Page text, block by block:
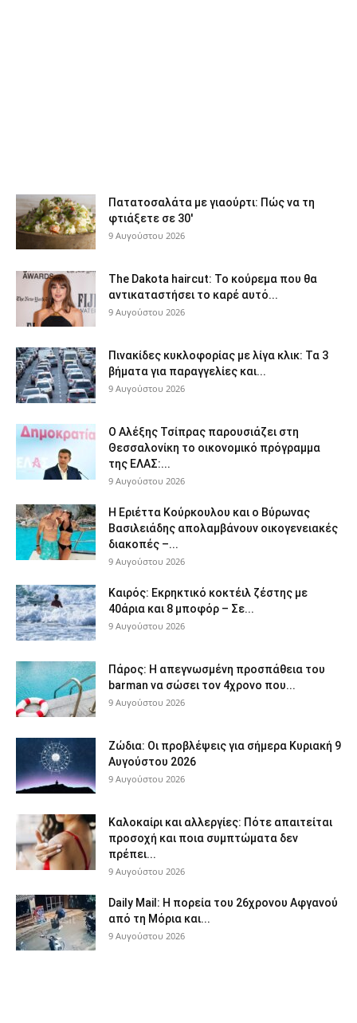
Πατατοσαλάτα με γιαούρτι: Πώς να τη
φτιάξετε σε 30′
9 Αυγούστου 2026
The Dakota haircut: Το κούρεμα που θα
αντικαταστήσει το καρέ αυτό...
9 Αυγούστου 2026
Πινακίδες κυκλοφορίας με λίγα κλικ: Τα 3
βήματα για παραγγελίες και...
9 Αυγούστου 2026
Ο Αλέξης Τσίπρας παρουσιάζει στη
Θεσσαλονίκη το οικονομικό πρόγραμμα
της ΕΛΑΣ:...
9 Αυγούστου 2026
Η Εριέττα Κούρκουλου και ο Βύρωνας
Βασιλειάδης απολαμβάνουν οικογενειακές
διακοπές –...
9 Αυγούστου 2026
Καιρός: Εκρηκτικό κοκτέιλ ζέστης με
40άρια και 8 μποφόρ – Σε...
9 Αυγούστου 2026
Πάρος: Η απεγνωσμένη προσπάθεια του
barman να σώσει τον 4χρονο που...
9 Αυγούστου 2026
Ζώδια: Οι προβλέψεις για σήμερα Κυριακή 9
Αυγούστου 2026
9 Αυγούστου 2026
Καλοκαίρι και αλλεργίες: Πότε απαιτείται
προσοχή και ποια συμπτώματα δεν
πρέπει...
9 Αυγούστου 2026
Daily Mail: Η πορεία του 26χρονου Αφγανού
από τη Μόρια και...
9 Αυγούστου 2026